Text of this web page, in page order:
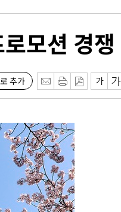
모션 경쟁
추가